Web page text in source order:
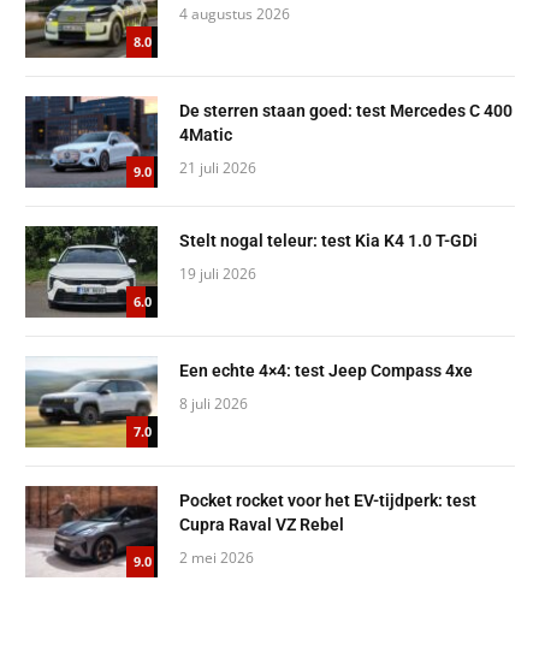
8.0
4 augustus 2026
9.0
De sterren staan goed: test Mercedes C 400
4Matic
21 juli 2026
6.0
Stelt nogal teleur: test Kia K4 1.0 T-GDi
19 juli 2026
7.0
Een echte 4×4: test Jeep Compass 4xe
8 juli 2026
9.0
Pocket rocket voor het EV-tijdperk: test
Cupra Raval VZ Rebel
2 mei 2026